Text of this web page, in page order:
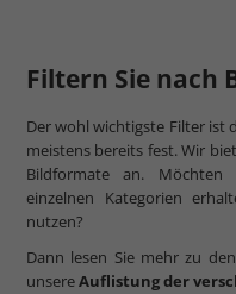
Filtern Sie nach
Der wohl wichtigste Filter ist
meistens bereits fest. Wir
Bildformate an.
einzelnen Kategorien
nutzen?
Dann lesen Sie mehr zu den
unsereAuflistung der